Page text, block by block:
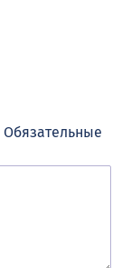
Обязательные